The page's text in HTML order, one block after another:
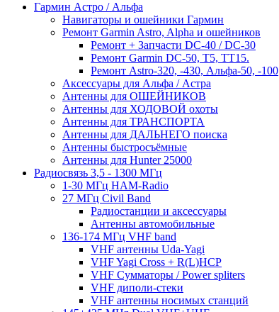
Гармин Астро / Альфа
Навигаторы и ошейники Гармин
Ремонт Garmin Astro, Alpha и ошейников
Ремонт + Запчасти DC-40 / DC-30
Ремонт Garmin DC-50, T5, TT15.
Ремонт Аstro-320, -430, Альфа-50, -100
Аксессуары для Альфа / Астра
Антенны для ОШЕЙНИКОВ
Антенны для ХОДОВОЙ охоты
Антенны для ТРАНСПОРТА
Антенны для ДАЛЬНЕГО поиска
Антенны быстросъёмные
Антенны для Hunter 25000
Радиосвязь 3,5 - 1300 МГц
1-30 МГц HAM-Radio
27 МГц Civil Band
Радиостанции и аксессуары
Антенны автомобильные
136-174 МГц VHF band
VHF антенны Uda-Yagi
VHF Yagi Cross + R(L)HCP
VHF Сумматоры / Power spliters
VHF диполи-стеки
VHF антенны носимых станций